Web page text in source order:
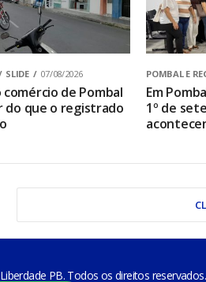
SLIDE 07/08/2026
de Pombal
do que o registrado
POMBAL E
Em
1º de
PB. Todos os direitos reservados.